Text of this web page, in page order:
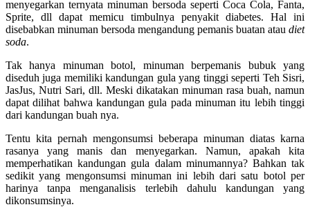
menyegarkan ternyata minuman bersoda seperti Coca Cola, Fanta,
Sprite, dll dapat memicu timbulnya penyakit diabetes. Hal ini
disebabkan minuman bersoda mengandung pemanis buatan atau diet
soda.
Tak hanya minuman botol, minuman berpemanis bubuk yang
diseduh juga memiliki kandungan gula yang tinggi seperti Teh Sisri,
JasJus, Nutri Sari, dll. Meski dikatakan minuman rasa buah, namun
dapat dilihat bahwa kandungan gula pada minuman itu lebih tinggi
dari kandungan buah nya.
Tentu kita pernah mengonsumsi beberapa minuman diatas karna
rasanya yang manis dan menyegarkan. Namun, apakah kita
memperhatikan kandungan gula dalam minumannya? Bahkan tak
sedikit yang mengonsumsi minuman ini lebih dari satu botol per
harinya tanpa menganalisis terlebih dahulu kandungan yang
dikonsumsinya.